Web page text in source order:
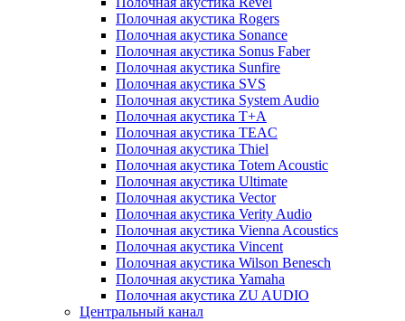
Полочная акустика Rogers
Полочная акустика Sonance
Полочная акустика Sonus Faber
Полочная акустика Sunfire
Полочная акустика SVS
Полочная акустика System Audio
Полочная акустика T+A
Полочная акустика TEAC
Полочная акустика Thiel
Полочная акустика Totem Acoustic
Полочная акустика Ultimate
Полочная акустика Vector
Полочная акустика Verity Audio
Полочная акустика Vienna Acoustics
Полочная акустика Vincent
Полочная акустика Wilson Benesch
Полочная акустика Yamaha
Полочная акустика ZU AUDIO
Центральный канал